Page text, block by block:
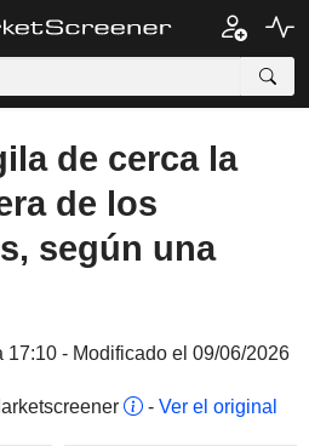
de cerca la
de los
según una
17:10 - Modificado el 09/06/2026
- Ver el original